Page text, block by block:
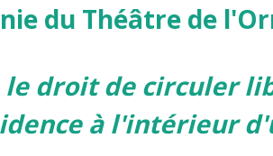
du Théâtre de
le droit de circuler
à l'intérieur